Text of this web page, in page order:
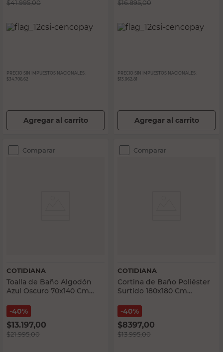
$41.995,00
PRECIO SIN IMPUESTOS NACIONALES:
$34.706,62
Agregar al carrito
$16.895,00
PRECIO SIN IMPUESTOS NACIONALES:
$13.962,81
Agregar al carrito
Comparar
COTIDIANA
Toalla de Baño Algodón
Azul Oscuro 70x140 Cm
40%
$13.197,00
$21.995,00
Comparar
COTIDIANA
Cortina de Baño Poliéster
Surtido 180x180 Cm
40%
$8397,00
$13.995,00